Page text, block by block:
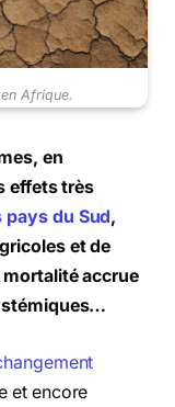
Afrique.
en
effets très
pays du Sud,
et de
mortalité accrue
et encore